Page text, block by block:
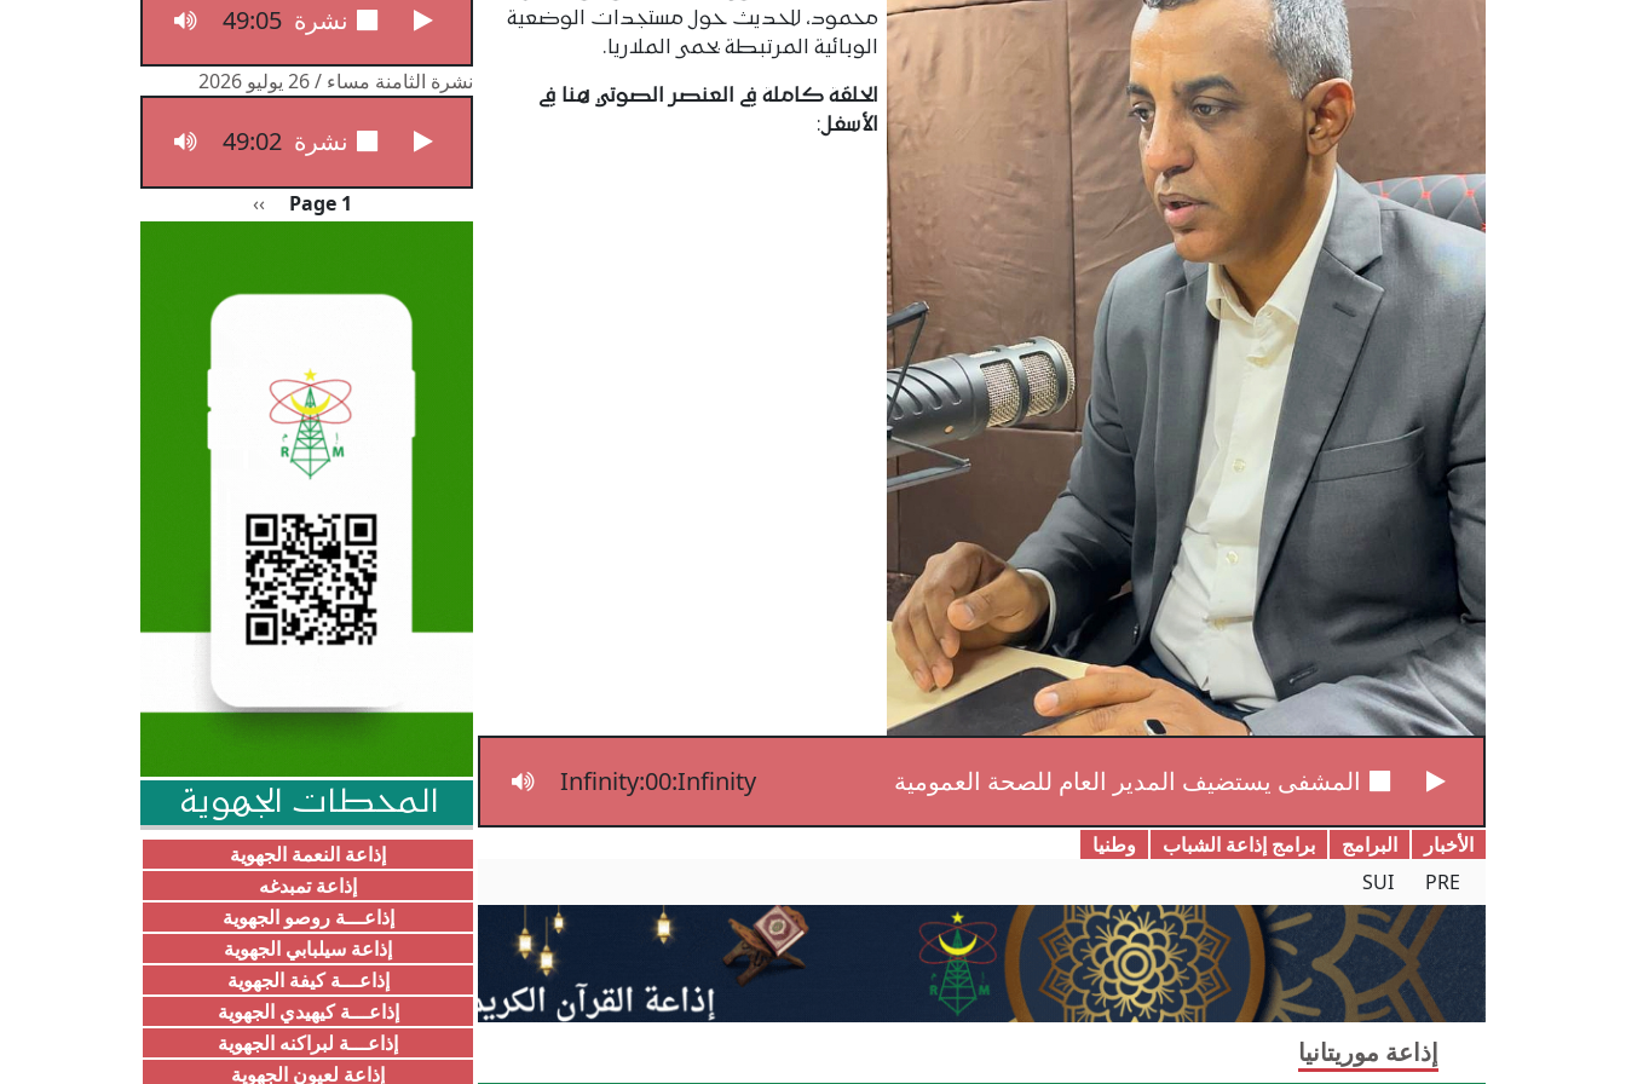
محمود، للحديث حول مستجدات الوضعية
الوبائية المرتبطة بحمى الملاريا.
الحلقة كاملة في العنصر الصوتي هنا في
الأسفل:
المشفى يستضيف المدير العام للصحة العمومية Infinity:00:Infinity
الأخبار البرامج برامج إذاعة الشباب
وطنیا
PRE
SUI
إذاعة موريتانيا
نشرة الثامنة مساء / 27 يوليو 2026
49:05
نشرة الثامنة مساء / 26 يوليو 2026
نشرة الثامنة مساء / 26 يوليو 2026
49:02
Pagination
Page 1 الصفحة التالية
››
المحطات الجهوية
إذاعة النعمة الجهوية
إذاعة تمبدغه
إذاعـــة روصو الجهوية
إذاعة سيلبابي الجهوية
إذاعـــة كيفة الجهوية
إذاعـــة كيهيدي الجهوية
إذاعـــة لبراكنه الجهوية
إذاعة لعيون الجهوية